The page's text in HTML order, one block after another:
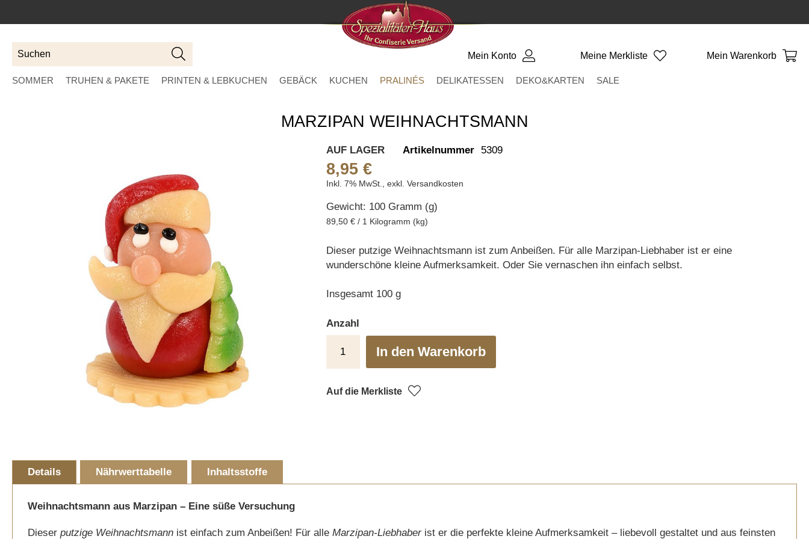
Suchen Mein Konto Meine Merkliste Mein Warenkorb
SOMMER TRUHEN & PAKETE PRINTEN & LEBKUCHEN GEBÄCK KUCHEN PRALINÉS DELIKATESSEN DEKO&KARTEN SALE
MARZIPAN WEIHNACHTSMANN
to
images
AUF LAGER Artikelnummer 5309
8,95 €
Inkl. 7% MwSt., exkl. Versandkosten
Gewicht: 100 Gramm (g)
89,50 € / 1 Kilogramm (kg)
Dieser putzige Weihnachtsmann ist zum Anbeißen. Für alle Marzipan-Liebhaber ist er eine
wunderschöne kleine Aufmerksamkeit. Oder Sie vernaschen ihn einfach selbst.
Insgesamt 100 g
Anzahl
In den Warenkorb
Auf die Merkliste
Details
Weihnachtsmann aus Marzipan – Eine süße Versuchung
Dieser putzige Weihnachtsmann ist einfach zum Anbeißen! Für alle Marzipan-Liebhaberist er die perfekte kleine Aufmerksamkeit – liebevoll gestaltet und aus feinsten
Nährwerttabelle Inhaltsstoffe